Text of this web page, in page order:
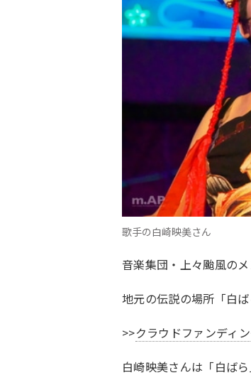
歌手の白崎映美さん
音楽集団・上々颱風の
地元の伝説の場所「白
>>クラウドファンディ
白崎映美さんは「白ば